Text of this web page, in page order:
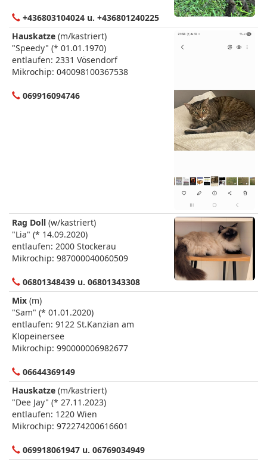
+436803104024 u. +436801240225
Hauskatze (m/kastriert)
"Speedy" (* 01.01.1970)
entlaufen: 2331 Vösendorf
Mikrochip: 040098100367538
069916094746
Rag Doll (w/kastriert)
"Lia" (* 14.09.2020)
entlaufen: 2000 Stockerau
Mikrochip: 987000040060509
06801348439 u. 06801343308
Mix (m)
"Sam" (* 01.01.2020)
entlaufen: 9122 St.Kanzian am
Klopeinersee
Mikrochip: 990000006982677
06644369149
Hauskatze (m/kastriert)
"Dee Jay" (* 27.11.2023)
entlaufen: 1220 Wien
Mikrochip: 972274200616601
069918061947 u. 06769034949